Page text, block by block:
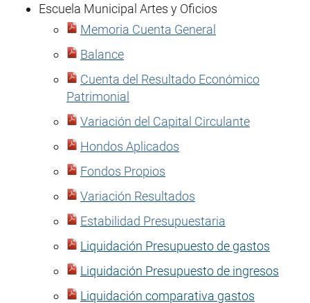
Escuela Municipal Artes y Oficios
Memoria Cuenta General
Balance
Cuenta del Resultado Económico
Patrimonial
Variación del Capital Circulante
Hondos Aplicados
Fondos Propios
Variación Resultados
Estabilidad Presupuestaria
Liquidación Presupuesto de gastos
Liquidación Presupuesto de ingresos
Liquidación comparativa gastos